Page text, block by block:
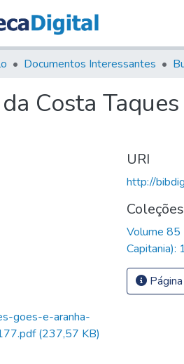
Documentos Interessantes
Costa
goes-e-aranha-
(237,57 KB)
URI
http://
Coleções
Volume 85